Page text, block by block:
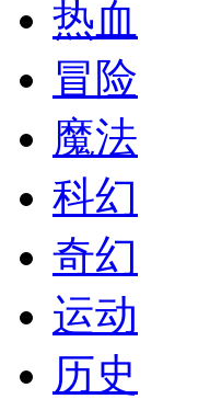
热血
冒险
魔法
科幻
奇幻
运动
历史